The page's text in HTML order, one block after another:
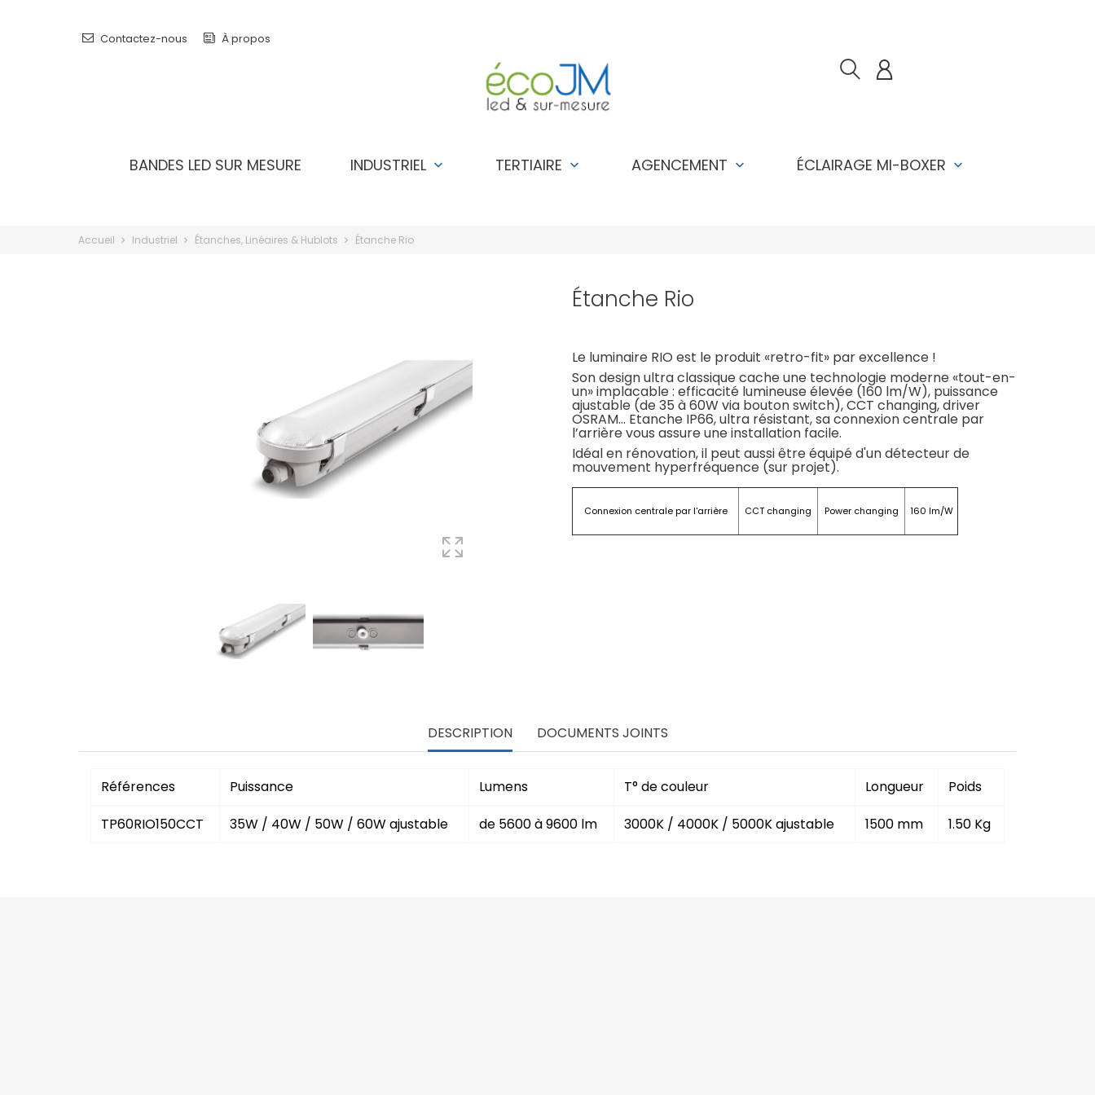
Contactez-nous À propos
BANDES LED SUR MESURE INDUSTRIEL keyboard_arrow_down TERTIAIRE keyboard_arrow_down AGENCEMENT keyboard_arrow_down ÉCLAIRAGE MI-BOXER keyboard_arrow_down
Accueil Industriel Étanches, Linéaires & Hublots Étanche Rio
Étanche Rio
Le luminaire RIO est le produit «retro-fit» par excellence !
Son design ultra classique cache une technologie moderne «tout-en-
un» implacable : efficacité lumineuse élevée (160 lm/W), puissance
ajustable (de 35 à 60W via bouton switch), CCT changing, driver
OSRAM... Etanche IP66, ultra résistant, sa connexion centrale par
l’arrière vous assure une installation facile.
Idéal en rénovation, il peut aussi être équipé d'un détecteur de
mouvement hyperfréquence (sur projet).
Connexion centrale par l'arrière CCT changing Power changing 160 lm/W
DESCRIPTION DOCUMENTS JOINTS
Références Puissance Lumens T° de couleur Longueur
Poids
TP60RIO150CCT
35W / 40W / 50W / 60W ajustable de 5600 à 9600 lm 3000K / 4000K / 5000K ajustable 1500 mm 1.50 Kg